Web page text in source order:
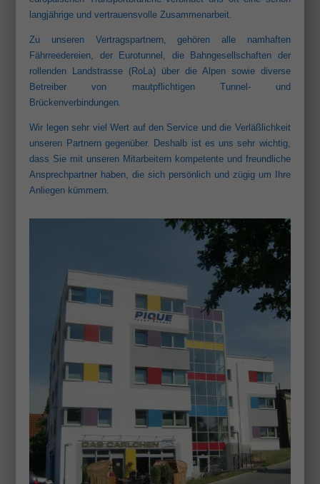
langjährige und vertrauensvolle Zusammenarbeit.
Zu unseren Vertragspartnern, gehören alle namhaften
Fährreedereien, der Eurotunnel, die Bahngesellschaften der
rollenden Landstrasse (RoLa) über die Alpen sowie diverse
Betreiber von mautpflichtigen Tunnel- und
Brückenverbindungen.
Wir legen sehr viel Wert auf den Service und die Verläßlichkeit
unseren Partnern gegenüber. Deshalb ist es uns sehr wichtig,
dass Sie mit unseren Mitarbeitern kompetente und freundliche
Ansprechpartner haben, die sich persönlich und zügig um Ihre
Anliegen kümmern.